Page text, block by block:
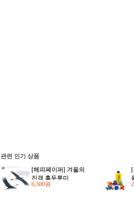
관련 인기 상품
[해피페이퍼] 겨울의
진객 흑두루미
6,500원